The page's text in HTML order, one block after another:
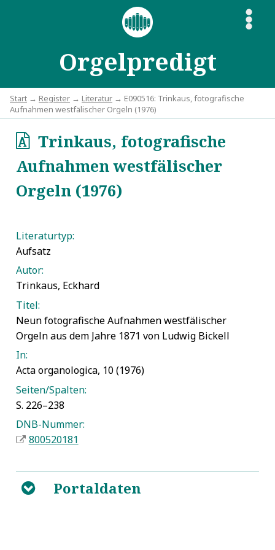
Orgelpredigt
S
Start → Register → Literatur → E090516: Trinkaus, fotografische
Aufnahmen westfälischer Orgeln (1976)
oTrinkaus, fotografische
Aufnahmen westfälischer
Orgeln (1976)
Literaturtyp:
Aufsatz
Autor:
Trinkaus, Eckhard
Titel:
Neun fotografische Aufnahmen westfälischer
Orgeln aus dem Jahre 1871 von Ludwig Bickell
In:
Acta organologica, 10 (1976)
Seiten/Spalten:
S. 226–238
DNB-Nummer:
800520181
B Portaldaten